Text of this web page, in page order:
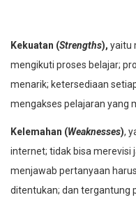
Kekuatan (Strengths), yaitu
mengikuti proses belajar;
menarik; ketersediaan
mengakses pelajaran yang
Kelemahan (Weaknesses),
internet; tidak bisa merevisi
menjawab pertanyaan
ditentukan; dan tergantung